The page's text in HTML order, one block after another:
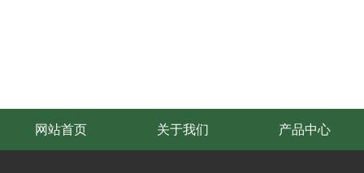
网站首页 关于我们 产品中心